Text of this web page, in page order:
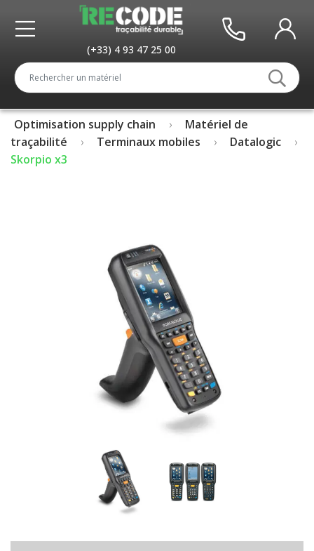
(+33) 4 93 47 25 00
Optimisation supply chain
Matériel de
traçabilité
Terminaux mobiles
Datalogic
Skorpio x3